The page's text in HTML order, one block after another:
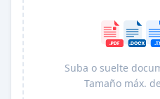
Suba o suelte
Tamaño máx.